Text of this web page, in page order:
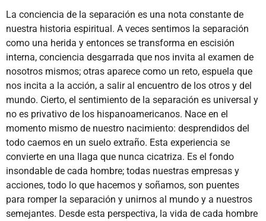
La conciencia de la separación es una nota constante de
nuestra historia espiritual. A veces sentimos la separación
como una herida y entonces se transforma en escisión
interna, conciencia desgarrada que nos invita al examen de
nosotros mismos; otras aparece como un reto, espuela que
nos incita a la acción, a salir al encuentro de los otros y del
mundo. Cierto, el sentimiento de la separación es universal y
no es privativo de los hispanoamericanos. Nace en el
momento mismo de nuestro nacimiento: desprendidos del
todo caemos en un suelo extraño. Esta experiencia se
convierte en una llaga que nunca cicatriza. Es el fondo
insondable de cada hombre; todas nuestras empresas y
acciones, todo lo que hacemos y soñamos, son puentes
para romper la separación y unirnos al mundo y a nuestros
semejantes. Desde esta perspectiva, la vida de cada hombre